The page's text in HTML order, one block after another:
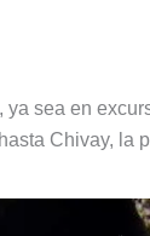
, ya sea en
Chivay, la